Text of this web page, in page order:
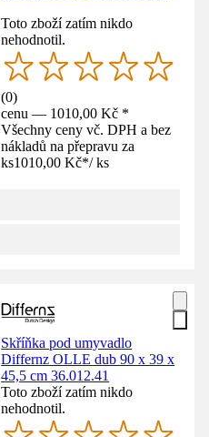
Toto zboží zatím nikdo
nehodnotil.
(0)
cenu — 1010,00 Kč *
Všechny ceny vč. DPH a bez
nákladů na přepravu za
ks1010,00 Kč*/ ks
Skříňka pod umyvadlo
Differnz OLLE dub 90 x 39 x
45,5 cm 36.012.41
Toto zboží zatím nikdo
nehodnotil.